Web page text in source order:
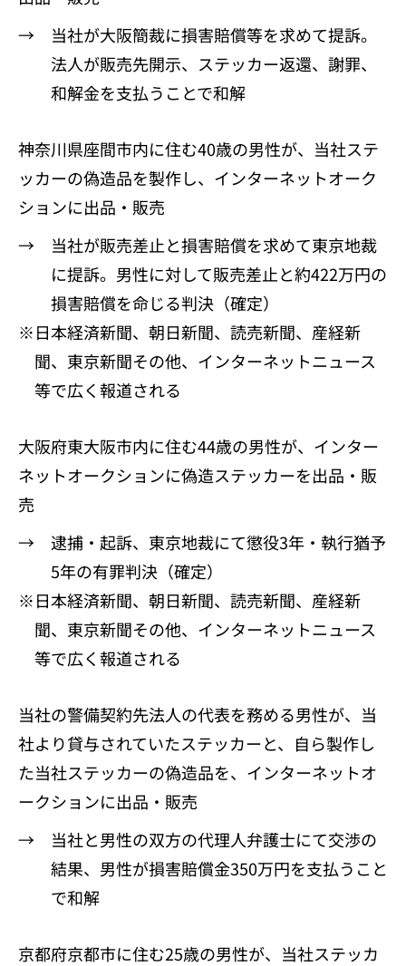
→ 当社が大阪簡裁に損害賠償等を求めて提訴。
法人が販売先開示、ステッカー返還、謝罪、
和解金を支払うことで和解
神奈川県座間市内に住む40歳の男性が、当社ステ
ッカーの偽造品を製作し、インターネットオーク
ションに出品・販売
→ 当社が販売差止と損害賠償を求めて東京地裁
に提訴。男性に対して販売差止と約422万円の
損害賠償を命じる判決（確定）
※日本経済新聞、朝日新聞、読売新聞、産経新
聞、東京新聞その他、インターネットニュース
等で広く報道される
大阪府東大阪市内に住む44歳の男性が、インター
ネットオークションに偽造ステッカーを出品・販
売
→ 逮捕・起訴、東京地裁にて懲役3年・執行猶予
5年の有罪判決（確定）
※日本経済新聞、朝日新聞、読売新聞、産経新
聞、東京新聞その他、インターネットニュース
等で広く報道される
当社の警備契約先法人の代表を務める男性が、当
社より貸与されていたステッカーと、自ら製作し
た当社ステッカーの偽造品を、インターネットオ
ークションに出品・販売
→ 当社と男性の双方の代理人弁護士にて交渉の
結果、男性が損害賠償金350万円を支払うこと
で和解
京都府京都市に住む25歳の男性が、当社ステッカ